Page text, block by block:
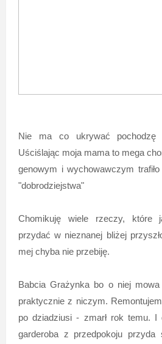
Nie ma co ukrywać pochodzę
Uściślając moja mama to mega
genowym i wychowawczym
"dobrodziejstwa"
Chomikuję wiele rzeczy, które
przydać w nieznanej bliżej
mej chyba nie przebiję.
Babcia Grażynka bo o niej
praktycznie z niczym.
po dziadziusi - zmarł rok temu.
garderoba z przedpokoju